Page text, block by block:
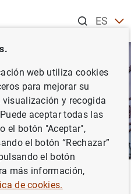
ESEN
temas de interés
web utiliza cookies
para mejorar su
y recogida
aceptar todas las
el botón "Aceptar",
el botón “Rechazar”
el botón
más información,
de cookies.